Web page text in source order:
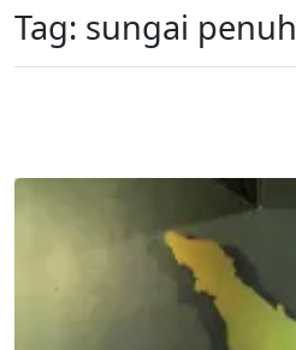
Tag: sungai penuh